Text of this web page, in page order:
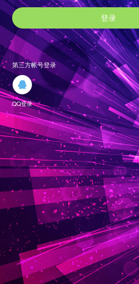
登录
第三方帐号登录

QQ登录